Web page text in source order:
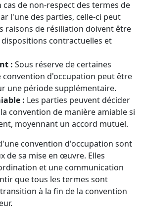
cas de non-respect des termes de
l'une des parties, celle-ci peut
raisons de résiliation doivent être
contractuelles et
: Sous réserve de certaines
convention d'occupation peut être
une période supplémentaire.
: Les parties peuvent décider
convention de manière amiable si
moyennant un accord mutuel.
convention d'occupation sont
de sa mise en œuvre. Elles
et une communication
que tous les termes sont
à la fin de la convention